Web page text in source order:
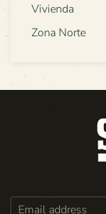
Vivienda
Zona Norte